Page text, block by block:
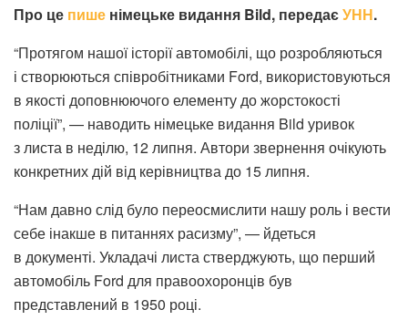
Про це пише німецьке видання Bild, передаєУНН.
“Протягом нашої історії автомобілі, що розробляються
і створюються співробітниками Ford, використовуються
в якості доповнюючого елементу до жорстокості
поліції”, — наводить німецьке видання Bild уривок
з листа в неділю, 12 липня. Автори звернення очікують
конкретних дій від керівництва до 15 липня.
“Нам давно слід було переосмислити нашу роль і вести
себе інакше в питаннях расизму”, — йдеться
в документі. Укладачі листа стверджують, що перший
автомобіль Ford для правоохоронців був
представлений в 1950 році.